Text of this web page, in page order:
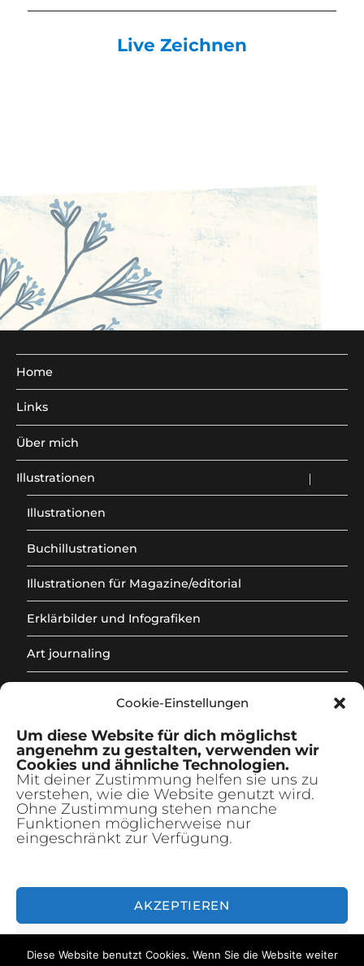
Cookie-Einstellungen
Um diese Website für dich möglichst
angenehm zu gestalten, verwenden wir
Cookies und ähnliche Technologien.
Mit deiner Zustimmung helfen sie uns zu
verstehen, wie die Website genutzt wird.
Ohne Zustimmung stehen manche
Funktionen möglicherweise nur
eingeschränkt zur Verfügung.
AKZEPTIEREN
Live Zeichnen
Home
Links
Über mich
Illustrationen
Illustrationen
Buchillustrationen
Illustrationen für Magazine/editorial
Erklärbilder und Infografiken
Art journaling
freie Arbeiten
Newsletter
|
© 2026 - Constanze Guhr Illustration
Impressum Datenschutzerklärung
Kontakt
Diese Website benutzt Cookies. Wenn Sie die Website weiter